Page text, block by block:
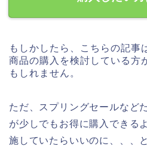
もしかしたら、こちらの記事
商品の購入を検討している方
もしれません。
ただ、スプリングセールなど
が少しでもお得に購入できる
施していたらいいのに、、、